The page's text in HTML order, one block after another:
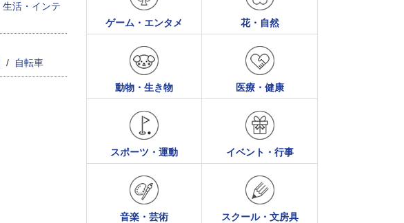
生活・インテ
/ 自転車
ゲーム・エンタメ 花・自然
動物・生き物 医療・健康
スポーツ・運動 イベント・行事
音楽・芸術 スクール・文房具